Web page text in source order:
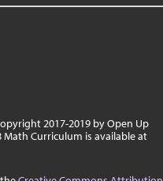
2017-2019 by Open Up
Math Curriculum is available at